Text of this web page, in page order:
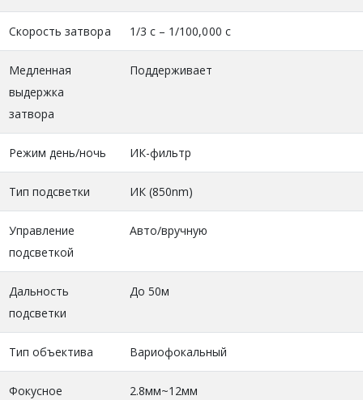
Скорость затвора 1/3 с – 1/100,000 с
Медленная
выдержка
затвора
Поддерживает
Режим день/ночь ИК-фильтр
Тип подсветки ИК (850nm)
Управление
подсветкой
Авто/вручную
Дальность
подсветки
До 50м
Тип объектива Вариофокальный
Фокусное
2.8мм~12мм